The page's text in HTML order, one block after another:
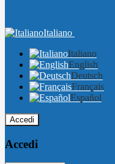
Italiano
Italiano
English
Deutsch
Français
Español
Accedi
Accedi